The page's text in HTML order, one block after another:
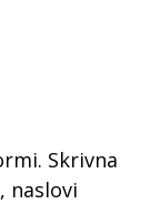
Skrivna
naslovi